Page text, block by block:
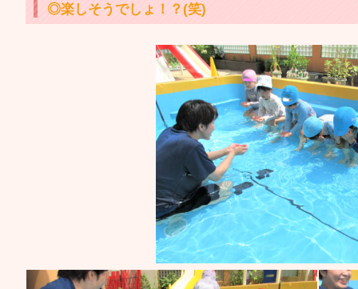
◎楽しそうでしょ！？(笑)